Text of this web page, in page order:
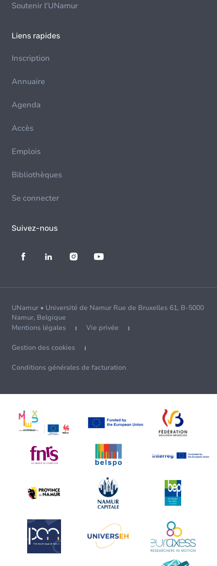
Soutenir l'UNamur
Liens rapides
Inscription
Annuaire
Agenda
Accès
Emplois
Bibliothèques
Se connecter
Suivez-nous
UNamur • Université de Namur Rue de Bruxelles 61, B-5000
Namur, Belgique
Mentions légales
Vie privée
Gestion des cookies
Conditions générales de facturation